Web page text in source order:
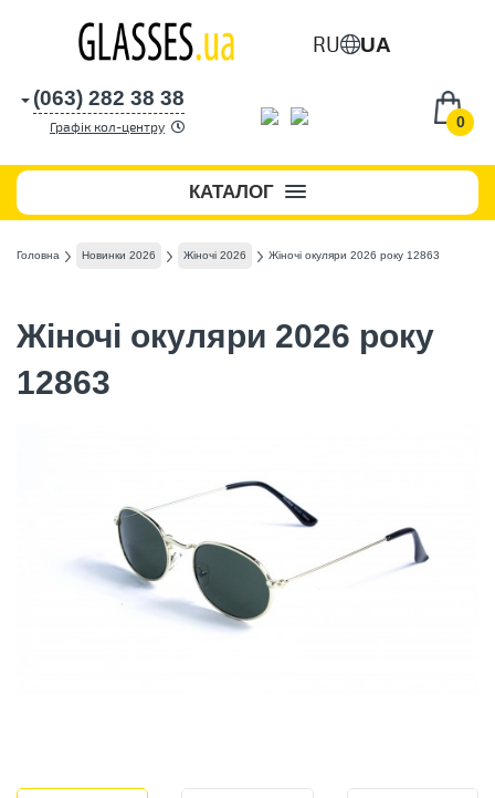
RU UA
0
(063) 282 38 38
Графік кол-центру
КАТАЛОГ
Головна Новинки 2026 Жіночі 2026 Жіночі окуляри 2026 року 12863
Жіночі окуляри 2026 року
12863